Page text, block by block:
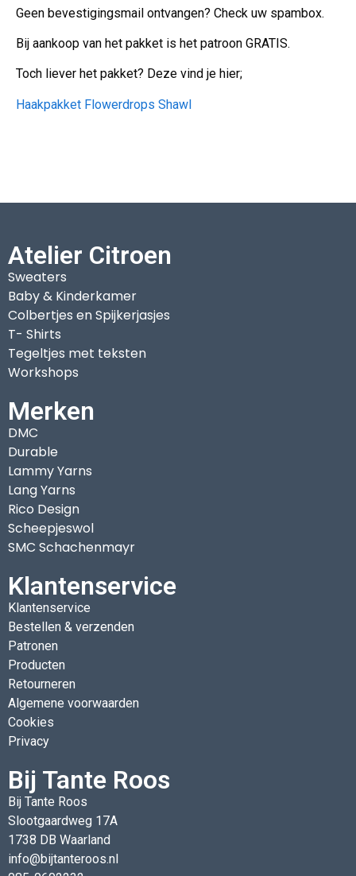
Geen bevestigingsmail ontvangen? Check uw spambox.
Bij aankoop van het pakket is het patroon GRATIS.
Toch liever het pakket? Deze vind je hier;
Haakpakket Flowerdrops Shawl
Atelier Citroen
Sweaters
Baby & Kinderkamer
Colbertjes en Spijkerjasjes
T- Shirts
Tegeltjes met teksten
Workshops
Merken
DMC
Durable
Lammy Yarns
Lang Yarns
Rico Design
Scheepjeswol
SMC Schachenmayr
Klantenservice
Klantenservice
Bestellen & verzenden
Patronen
Producten
Retourneren
Algemene voorwaarden
Cookies
Privacy
Bij Tante Roos
Bij Tante Roos
Slootgaardweg 17A
1738 DB Waarland
info@bijtanteroos.nl